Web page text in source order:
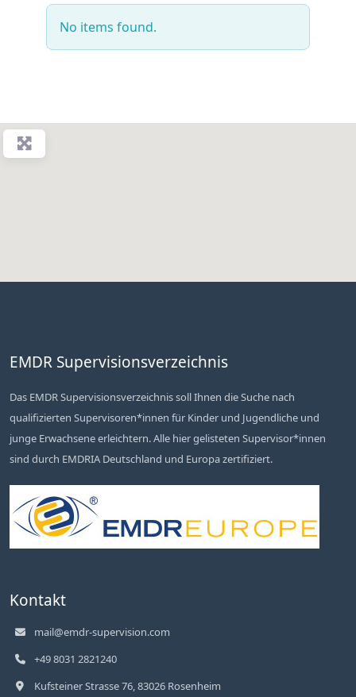
No items found.
EMDR Supervisionsverzeichnis
Das EMDR Supervisionsverzeichnis soll Ihnen die Suche nach
qualifizierten Supervisoren*innen für Kinder und Jugendliche und
junge Erwachsene erleichtern. Alle hier gelisteten Supervisor*innen
sind durch EMDRIA Deutschland und Europa zertifiziert.
Kontakt
mail@emdr-supervision.com
+49 8031 2821240
Kufsteiner Strasse 76, 83026 Rosenheim